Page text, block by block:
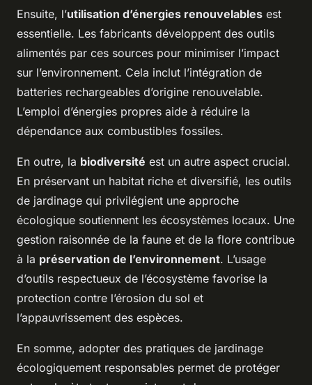
Ensuite, l’utilisation d’énergies renouvelables est
essentielle. Les fabricants développent des outils
alimentés par ces sources pour minimiser l’impact
sur l’environnement. Cela inclut l’intégration de
batteries rechargeables d’origine renouvelable.
L’emploi d’énergies propres aide à réduire la
dépendance aux combustibles fossiles.
En outre, la biodiversité est un autre aspect crucial.
En préservant un habitat riche et diversifié, les outils
de jardinage qui privilégient une approche
écologique soutiennent les écosystèmes locaux. Une
gestion raisonnée de la faune et de la flore contribue
à la préservation de l’environnement. L’usage
d’outils respectueux de l’écosystème favorise la
protection contre l’érosion du sol et
l’appauvrissement des espèces.
En somme, adopter des pratiques de jardinage
écologiquement responsables permet de protéger